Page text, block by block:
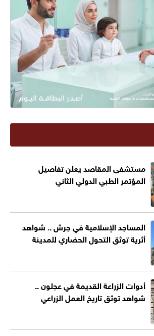
مستشفى المقاصد يعلن تفاصيل
المؤتمر الطبي الدولي الثاني
المساجد الإسلامية في جرش .. شواهد
أثرية توثق التحول الحضاري للمدينة
أدوات الزراعة القديمة في عجلون ..
شواهد توثق تاريخ العمل الزراعي